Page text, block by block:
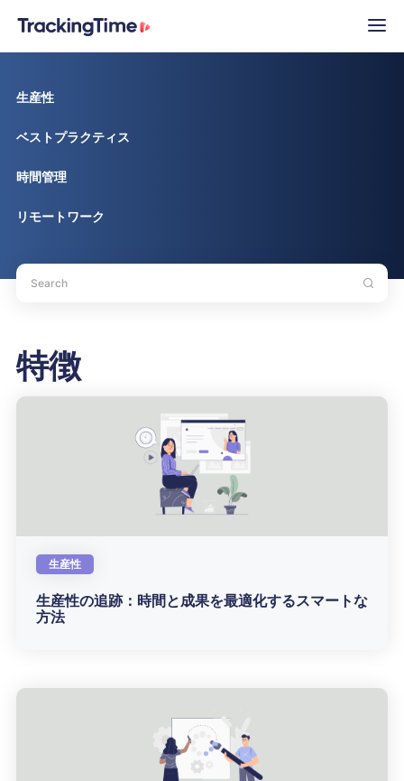
生産性
ベストプラクティス
時間管理
リモートワーク
特徴
生産性
生産性の追跡：時間と成果を最適化するスマートな
方法